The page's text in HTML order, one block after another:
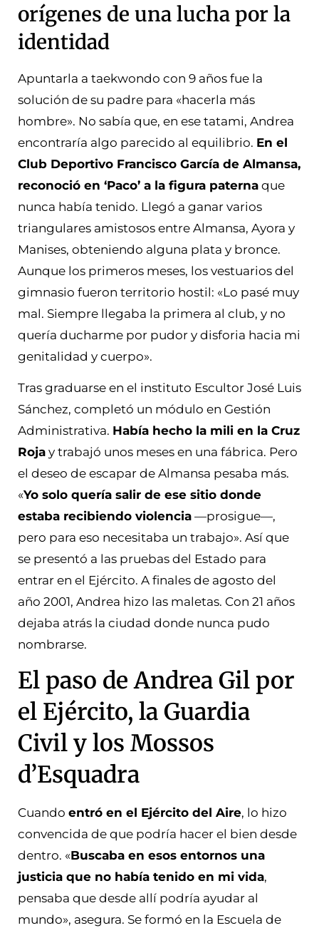
orígenes de una lucha por la
identidad
Apuntarla a taekwondo con 9 años fue la
solución de su padre para «hacerla más
hombre». No sabía que, en ese tatami, Andrea
encontraría algo parecido al equilibrio. En el
Club Deportivo Francisco García de Almansa,
reconoció en ‘Paco’ a la figura paterna que
nunca había tenido. Llegó a ganar varios
triangulares amistosos entre Almansa, Ayora y
Manises, obteniendo alguna plata y bronce.
Aunque los primeros meses, los vestuarios del
gimnasio fueron territorio hostil: «Lo pasé muy
mal. Siempre llegaba la primera al club, y no
quería ducharme por pudor y disforia hacia mi
genitalidad y cuerpo».
Tras graduarse en el instituto Escultor José Luis
Sánchez, completó un módulo en Gestión
Administrativa. Había hecho la mili en la Cruz
Roja y trabajó unos meses en una fábrica. Pero
el deseo de escapar de Almansa pesaba más.
«Yo solo quería salir de ese sitio donde
estaba recibiendo violencia —prosigue—,
pero para eso necesitaba un trabajo». Así que
se presentó a las pruebas del Estado para
entrar en el Ejército. A finales de agosto del
año 2001, Andrea hizo las maletas. Con 21 años
dejaba atrás la ciudad donde nunca pudo
nombrarse.
El paso de Andrea Gil por
el Ejército, la Guardia
Civil y los Mossos
d’Esquadra
Cuando entró en el Ejército del Aire, lo hizo
convencida de que podría hacer el bien desde
dentro. «Buscaba en esos entornos una
justicia que no había tenido en mi vida,
pensaba que desde allí podría ayudar al
mundo», asegura. Se formó en la Escuela de